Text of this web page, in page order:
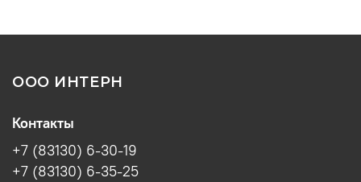
ООО ИНТЕРН
Контакты
+7 (83130) 6-30-19
+7 (83130) 6-35-25